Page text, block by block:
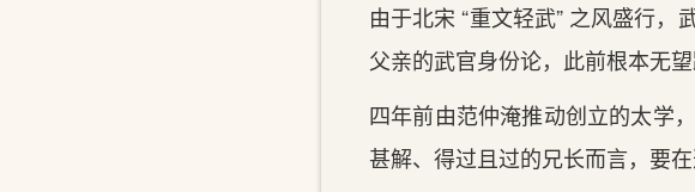
由于北宋 “重文轻武” 之风盛行
父亲的武官身份论，此前根本无望
四年前由范仲淹推动创立的太学
甚解、得过且过的兄长而言，要